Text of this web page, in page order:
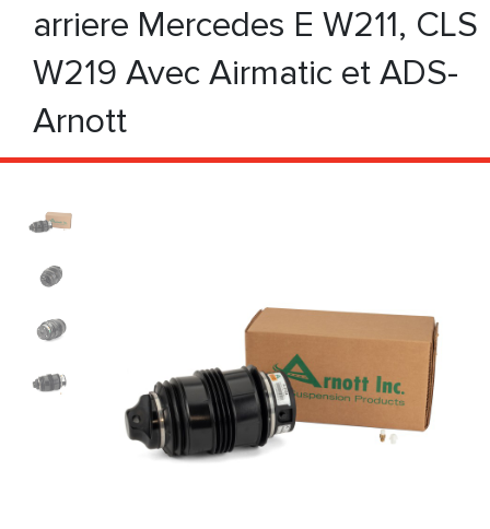
arriere Mercedes E W211, CLS
W219 Avec Airmatic et ADS-
Arnott